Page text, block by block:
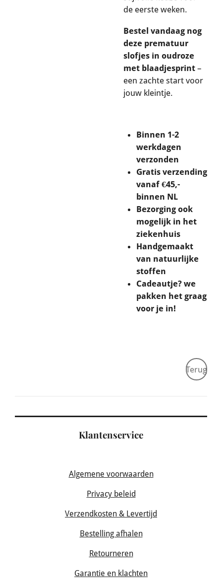
de eerste weken.
Bestel vandaag nog
deze prematuur
slofjes in oudroze
met blaadjesprint –
een zachte start voor
jouw kleintje.
Binnen 1-2
werkdagen
verzonden
Gratis verzending
vanaf €45,-
binnen NL
Bezorging ook
mogelijk in het
ziekenhuis
Handgemaakt
van natuurlijke
stoffen
Cadeautje? we
pakken het graag
voor je in!
Terug
Klantenservice
Algemene voorwaarden
Privacy beleid
Verzendkosten & Levertijd
Bestelling afhalen
Retourneren
Garantie en klachten